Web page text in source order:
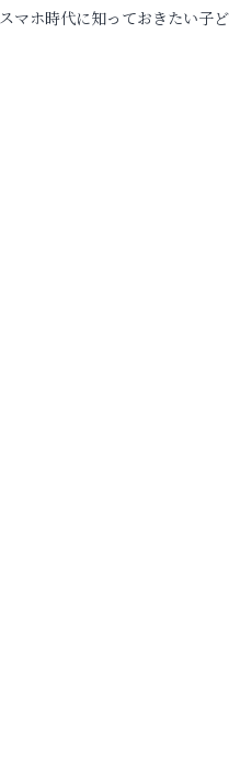
マホ時代に知っておきたい子